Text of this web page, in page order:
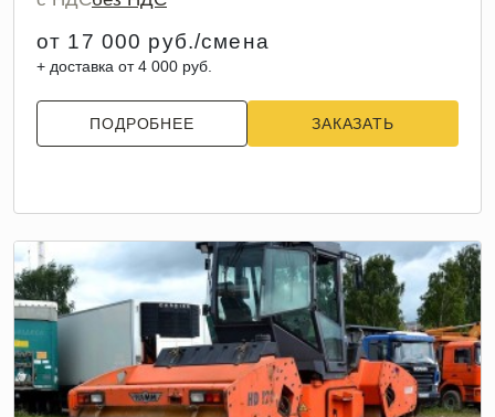
от 17 000 руб./смена
+ доставка от 4 000 руб.
ПОДРОБНЕЕ ЗАКАЗАТЬ